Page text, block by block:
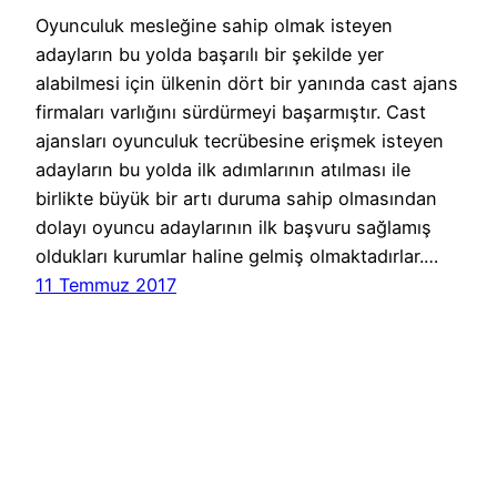
Oyunculuk mesleğine sahip olmak isteyen
adayların bu yolda başarılı bir şekilde yer
alabilmesi için ülkenin dört bir yanında cast ajans
firmaları varlığını sürdürmeyi başarmıştır. Cast
ajansları oyunculuk tecrübesine erişmek isteyen
adayların bu yolda ilk adımlarının atılması ile
birlikte büyük bir artı duruma sahip olmasından
dolayı oyuncu adaylarının ilk başvuru sağlamış
oldukları kurumlar haline gelmiş olmaktadırlar.…
11 Temmuz 2017